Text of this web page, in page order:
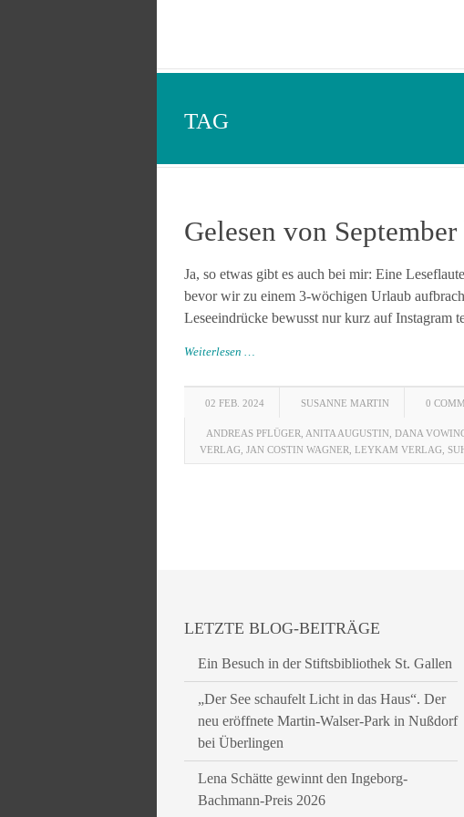
TAG
Gelesen von
Ja, so etwas gibt es auch bei mir: Eine
bevor wir zu einem 3-wöchigen Urlaub
Leseeindrücke bewusst nur kurz auf Instagram
Weiterlesen …
02 FEB. 2024 SUSANNE MARTIN 0
ANDREAS PFLÜGER ANITA AUGUSTIN DANA
VERLAG JAN COSTIN WAGNER LEYKAM VERLAG
LETZTE BLOG-BEITRÄGE
Ein Besuch in der Stiftsbibliothek St. Gallen
„Der See schaufelt Licht in das Haus“. Der
neu eröffnete Martin-Walser-Park in Nußdorf
bei Überlingen
Lena Schätte gewinnt den Ingeborg-
Bachmann-Preis 2026